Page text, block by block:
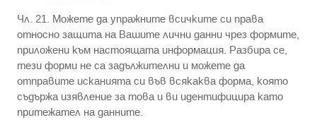
Чл. 21. Можете да упражните всичките си права
относно защита на Вашите лични данни чрез формите,
приложени към настоящата информация. Разбира се,
тези форми не са задължителни и можете да
отправите исканията си във всякаква форма, която
съдържа изявление за това и ви идентифицира като
притежател на данните.